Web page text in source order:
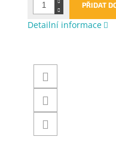
PŘIDAT
Detailní informace